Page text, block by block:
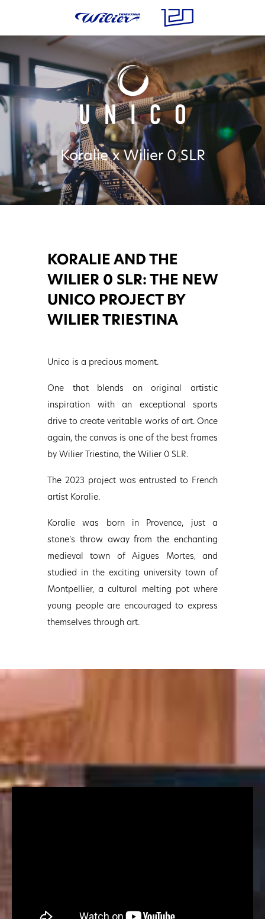
Koralie x Wilier 0 SLR
KORALIE AND THE
WILIER 0 SLR: THE NEW
UNICO PROJECT BY
WILIER TRIESTINA
Unico is a precious moment.
One that blends an original artistic
inspiration with an exceptional sports
drive to create veritable works of art. Once
again, the canvas is one of the best frames
by Wilier Triestina, the Wilier 0 SLR.
The 2023 project was entrusted to French
artist Koralie.
Koralie was born in Provence, just a
stone’s throw away from the enchanting
medieval town of Aigues Mortes, and
studied in the exciting university town of
Montpellier, a cultural melting pot where
young people are encouraged to express
themselves through art.